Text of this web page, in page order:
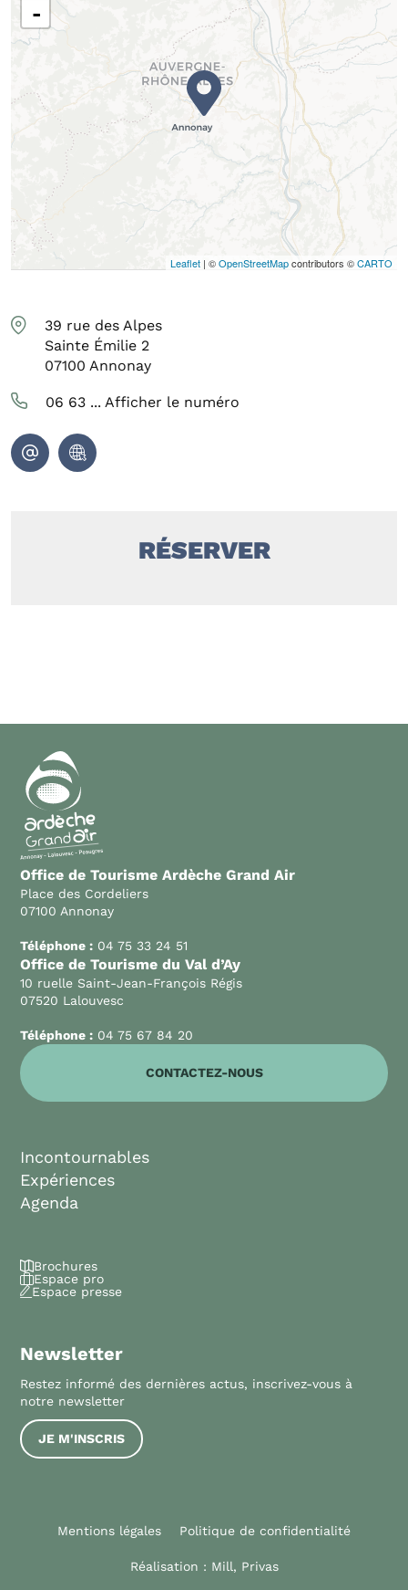
-
Leaflet | ©OpenStreetMapcontributors ©CARTO
39 rue des Alpes
Sainte Émilie 2
07100 Annonay
06 63 ... Afficher le numéro
RÉSERVER
Office de Tourisme Ardèche Grand Air
Place des Cordeliers
07100 Annonay
Téléphone : 04 75 33 24 51
Office de Tourisme du Val d’Ay
10 ruelle Saint-Jean-François Régis
07520 Lalouvesc
Téléphone : 04 75 67 84 20
CONTACTEZ-NOUS
Incontournables
Expériences
Agenda
Brochures
Espace pro
Espace presse
Newsletter
Restez informé des dernières actus, inscrivez-vous à
notre newsletter
JE M'INSCRIS
Mentions légales Politique de confidentialité
Réalisation : Mill, Privas